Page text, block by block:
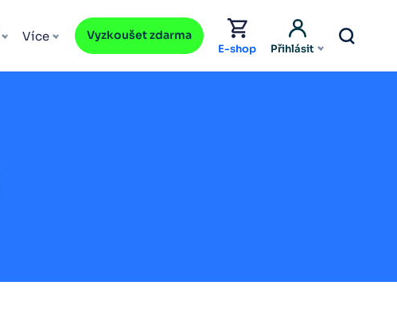
Více Vyzkoušet zdarma
E-shop Přihlásit